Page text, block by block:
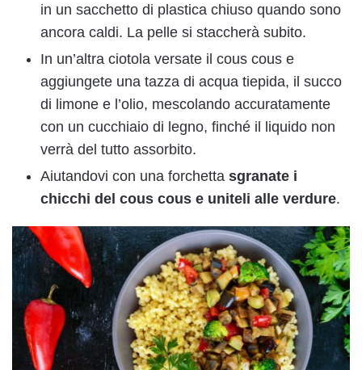
in un sacchetto di plastica chiuso quando sono
ancora caldi. La pelle si staccherà subito.
In un’altra ciotola versate il cous cous e
aggiungete una tazza di acqua tiepida, il succo
di limone e l’olio, mescolando accuratamente
con un cucchiaio di legno, finché il liquido non
verrà del tutto assorbito.
Aiutandovi con una forchetta sgranate i
chicchi del cous cous e uniteli alle verdure.